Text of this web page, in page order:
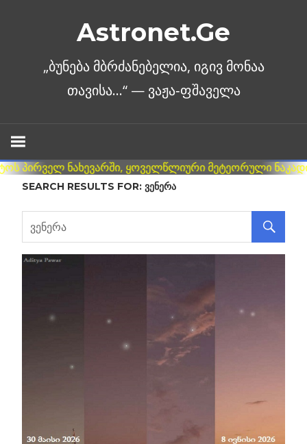
Astronet.Ge
SEARCH RESULTS FOR: ᲕᲔᲜᲔᲠᲐ